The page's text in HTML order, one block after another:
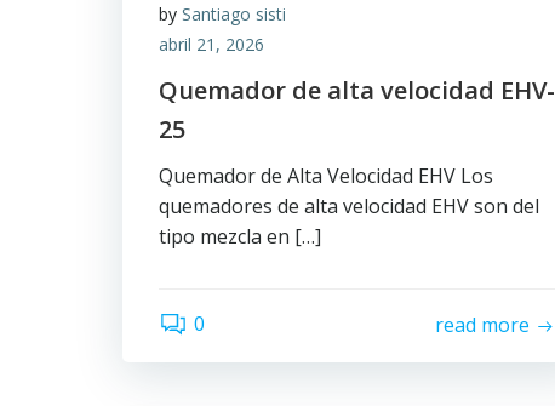
by Santiago sisti
abril 21, 2026
Quemador de alta velocidad EHV-
25
Quemador de Alta Velocidad EHV Los
quemadores de alta velocidad EHV son del
tipo mezcla en […]
0 read more